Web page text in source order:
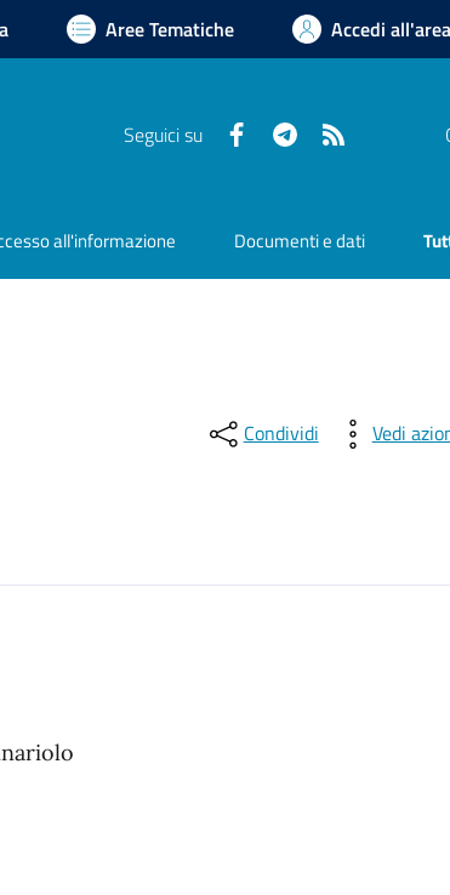
Aree Tematiche Accedi
Seguici su FacebookTelegram
all'informazione Documenti e dati
Condividi Vedi